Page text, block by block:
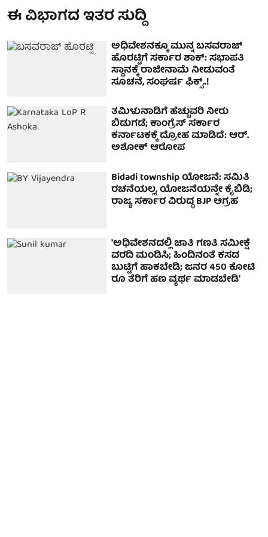
ಈ ವಿಭಾಗದ ಇತರ ಸುದ್ದಿ
ಅಧಿವೇಶನಕ್ಕೂ ಮುನ್ನ ಬಸವರಾಜ್
ಹೊರಟ್ಟಿಗೆ ಸರ್ಕಾರ ಶಾಕ್: ಸಭಾಪತಿ
ಸ್ಥಾನಕ್ಕೆ ರಾಜೀನಾಮೆ ನೀಡುವಂತೆ
ಸೂಚನೆ, ಸಂಘರ್ಷ ಫಿಕ್ಸ್..!
ತಮಿಳುನಾಡಿಗೆ ಹೆಚ್ಚುವರಿ ನೀರು
ಬಿಡುಗಡೆ; ಕಾಂಗ್ರೆಸ್ ಸರ್ಕಾರ
ಕರ್ನಾಟಕಕ್ಕೆ ದ್ರೋಹ ಮಾಡಿದೆ: ಆರ್.
ಅಶೋಕ್ ಆರೋಪ
Bidadi township ಯೋಜನೆ: ಸಮಿತಿ
ರಚನೆಯಲ್ಲ, ಯೋಜನೆಯನ್ನೇ ಕೈಬಿಡಿ;
ರಾಜ್ಯ ಸರ್ಕಾರ ವಿರುದ್ಧ BJP ಆಗ್ರಹ
'ಅಧಿವೇಶನದಲ್ಲಿ ಜಾತಿ ಗಣತಿ ಸಮೀಕ್ಷೆ
ವರದಿ ಮಂಡಿಸಿ; ಹಿಂದಿನಂತೆ ಕಸದ
ಬುಟ್ಟಿಗೆ ಹಾಕಬೇಡಿ; ಜನರ 450 ಕೋಟಿ
ರೂ ತೆರಿಗೆ ಹಣ ವ್ಯರ್ಥ ಮಾಡಬೇಡಿ'